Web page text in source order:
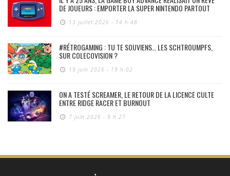
DE JOUEURS : EMPORTER LA SUPER NINTENDO PARTOUT
13 juillet 2026 - 14 h 48
#RÉTROGAMING : TU TE SOUVIENS… LES SCHTROUMPFS,
SUR COLECOVISION ?
19 juin 2026 - 19 h 02
ON A TESTÉ SCREAMER, LE RETOUR DE LA LICENCE CULTE
ENTRE RIDGE RACER ET BURNOUT
7 juin 2026 - 9 h 27